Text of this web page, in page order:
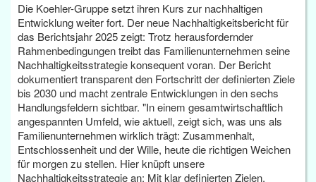
Die Koehler-Gruppe setzt ihren Kurs zur nachhaltigen
Entwicklung weiter fort. Der neue Nachhaltigkeitsbericht für
das Berichtsjahr 2025 zeigt: Trotz herausfordernder
Rahmenbedingungen treibt das Familienunternehmen seine
Nachhaltigkeitsstrategie konsequent voran. Der Bericht
dokumentiert transparent den Fortschritt der definierten Ziele
bis 2030 und macht zentrale Entwicklungen in den sechs
Handlungsfeldern sichtbar. "In einem gesamtwirtschaftlich
angespannten Umfeld, wie aktuell, zeigt sich, was uns als
Familienunternehmen wirklich trägt: Zusammenhalt,
Entschlossenheit und der Wille, heute die richtigen Weichen
für morgen zu stellen. Hier knüpft unsere
Nachhaltigkeitsstrategie an: Mit klar definierten Zielen,